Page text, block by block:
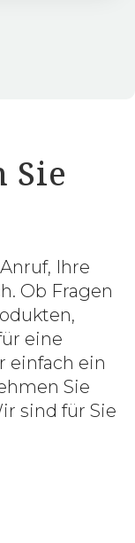
Sie
Ihre
Ob Fragen
eine
einfach ein
Sie
sind für Sie